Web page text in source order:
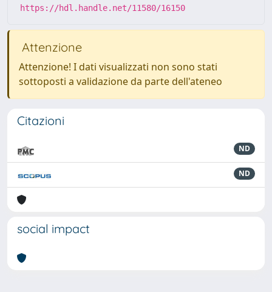
https://hdl.handle.net/11580/16150
Attenzione
Attenzione! I dati visualizzati non sono stati
sottoposti a validazione da parte dell'ateneo
Citazioni
ND
ND
social impact